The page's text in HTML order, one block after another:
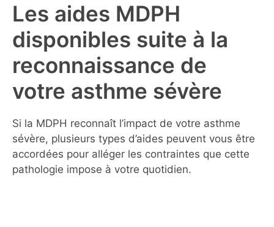
Les aides MDPH
disponibles suite à la
reconnaissance de
votre asthme sévère
Si la MDPH reconnaît l’impact de votre asthme
sévère, plusieurs types d’aides peuvent vous être
accordées pour alléger les contraintes que cette
pathologie impose à votre quotidien.